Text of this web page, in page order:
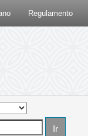
Regulamento